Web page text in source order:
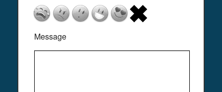
Message